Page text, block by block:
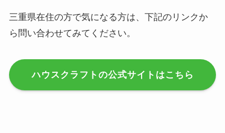
三重県在住の方で気になる方は、下記のリンクか
ら問い合わせてみてください。
ハウスクラフトの公式サイトはこちら